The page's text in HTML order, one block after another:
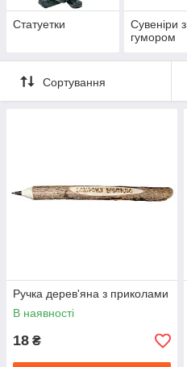
Статуетки
Сувеніри з
гумором
Сортування
Ручка дерев'яна з приколами
В наявності
18 ₴